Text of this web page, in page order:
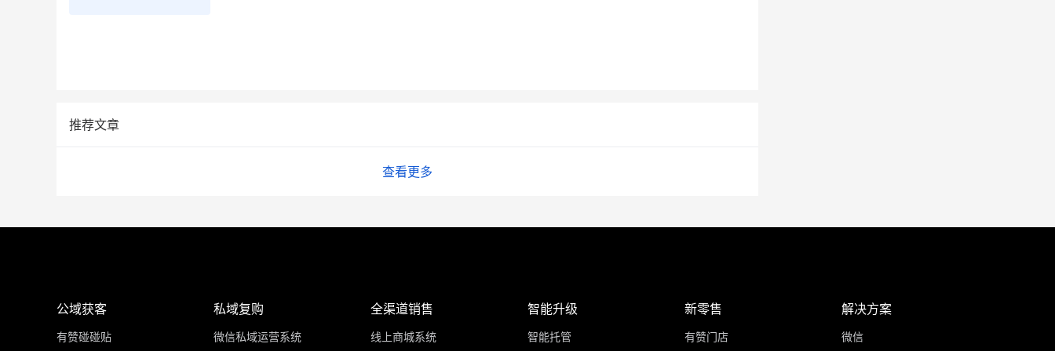
推荐文章
查看更多
公域获客
有赞碰碰贴
私域复购
微信私域运营系统
全渠道销售
线上商城系统
智能升级
智能托管
新零售
有赞门店
解决方案
微信